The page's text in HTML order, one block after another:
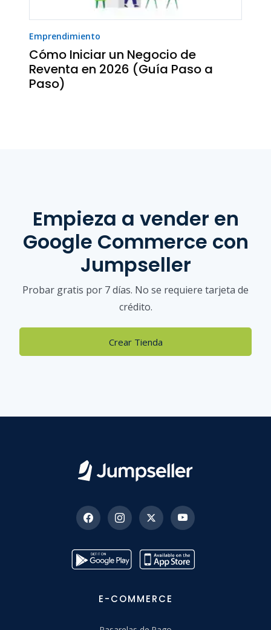
Emprendimiento
Cómo Iniciar un Negocio de
Reventa en 2026 (Guía Paso a
Paso)
Empieza a vender en
Google Commerce con
Jumpseller
Probar gratis por 7 días. No se requiere tarjeta de
crédito.
Crear Tienda
E-COMMERCE